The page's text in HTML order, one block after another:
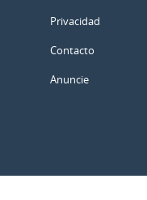
Privacidad
Contacto
Anuncie